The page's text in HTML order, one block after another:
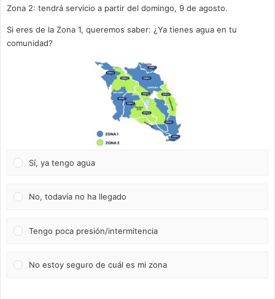
Zona 2: tendrá servicio a partir del domingo, 9 de agosto.
Si eres de la Zona 1, queremos saber: ¿Ya tienes agua en tu
comunidad?
Sí, ya tengo agua
No, todavía no ha llegado
Tengo poca presión/intermitencia
No estoy seguro de cuál es mi zona